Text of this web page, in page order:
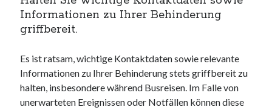
Informationen zu Ihrer Behinderung
griffbereit.
Es ist ratsam, wichtige Kontaktdaten sowie relevante
Informationen zu Ihrer Behinderung stets griffbereit zu
halten, insbesondere während Busreisen. Im Falle von
unerwarteten Ereignissen oder Notfällen können diese